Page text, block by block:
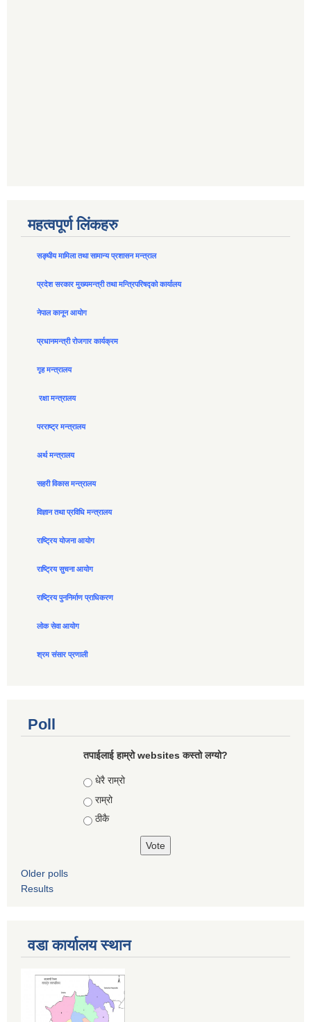
महत्वपूर्ण लिंकहरु
सङ्घीय मामिला तथा सामान्य प्रशासन मन्त्राल
प्रदेश सरकार मुख्यमन्त्री तथा मन्त्रिपरिषद्को कार्यालय
नेपाल कानून आयोग
प्रधानमन्त्री रोजगार कार्यक्रम
गृह मन्त्रालय
रक्षा मन्त्रालय
परराष्ट्र मन्त्रालय
अर्थ मन्त्रालय
सहरी विकास मन्त्रालय
विज्ञान तथा प्रविधि मन्त्रालय
राष्ट्रिय योजना आयोग
राष्ट्रिय सुचना आयोग
राष्ट्रिय पुननिर्माण प्राधिकरण
लोक सेवा आयोग
श्रम संसार प्रणाली
Poll
तपाईलाई हाम्रो websites कस्तो लग्यो?
Choices
धेरै राम्रो
राम्रो
ठीकै
Older polls
Results
वडा कार्यालय स्थान